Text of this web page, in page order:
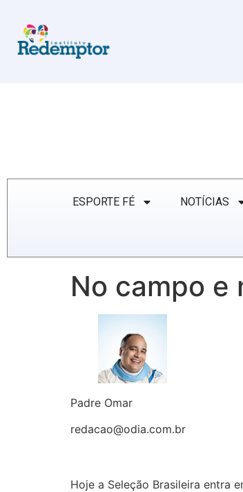
ESPORTE FÉ NOTÍCIAS
No campo e
Padre Omar
redacao@odia.com.br
Hoje a Seleção Brasileira entra